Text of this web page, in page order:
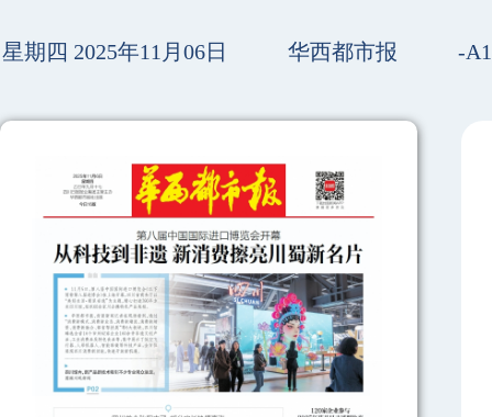
星期四 2025年11月06日 华西都市报 -